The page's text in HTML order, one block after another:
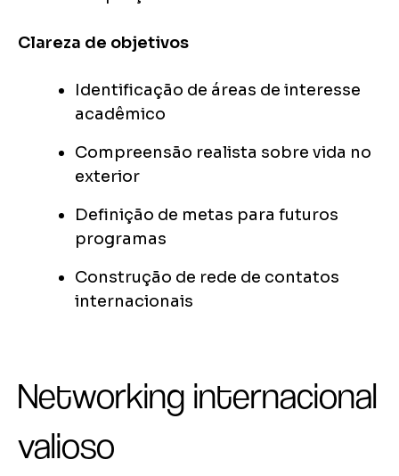
Clareza de objetivos
Identificação de áreas de interesse
acadêmico
Compreensão realista sobre vida no
exterior
Definição de metas para futuros
programas
Construção de rede de contatos
internacionais
Networking internacional
valioso